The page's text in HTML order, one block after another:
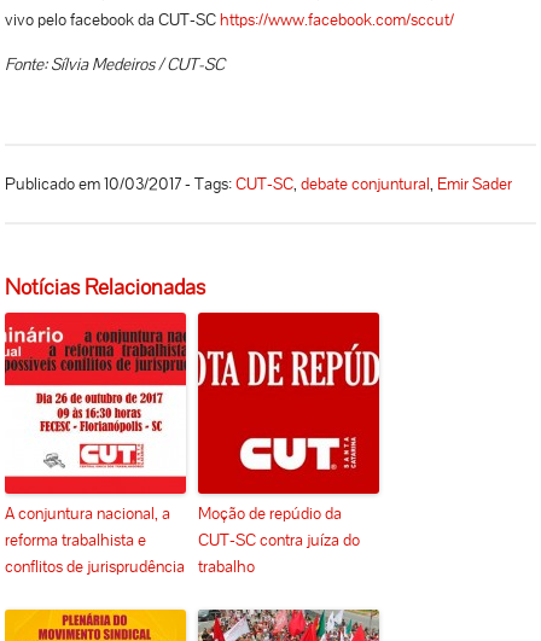
vivo pelo facebook da CUT-SChttps://www.facebook.com/sccut/
Fonte: Sílvia Medeiros / CUT-SC
Publicado em 10/03/2017 - Tags:CUT-SC,debate conjuntural, Emir Sader
Notícias Relacionadas
A conjuntura nacional, a
reforma trabalhista e
conflitos de jurisprudência
Moção de repúdio da
CUT-SC contra juíza do
trabalho